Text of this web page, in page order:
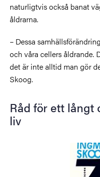
naturligtvis också banat
åldrarna.
– Dessa
och våra cellers åldrande.
det är inte alltid man gör
Skoog.
Råd för ett
liv
Bild